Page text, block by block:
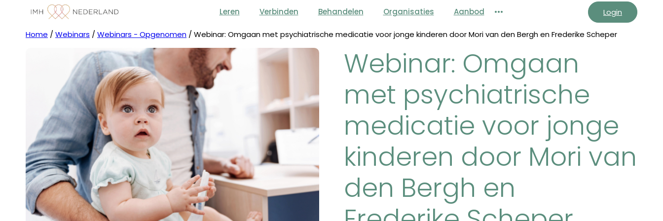
Leren Verbinden Behandelen Organisaties Aanbod ••• Login
Home / Webinars / Webinars - Opgenomen / Webinar: Omgaan met psychiatrische medicatie voor jonge kinderen door Mori van den Bergh en Frederike Scheper
Webinar: Omgaan
met psychiatrische
medicatie voor jonge
kinderen door Mori van
den Bergh en